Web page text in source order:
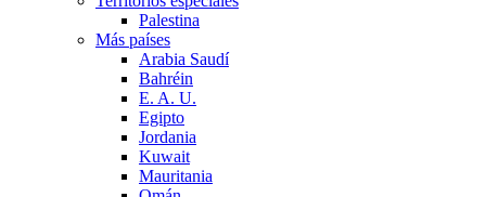
Palestina
Más países
Arabia Saudí
Bahréin
E. A. U.
Egipto
Jordania
Kuwait
Mauritania